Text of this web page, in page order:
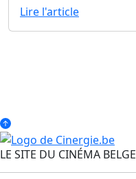
Lire l'article
LE SITE DU CINÉMA BELGE